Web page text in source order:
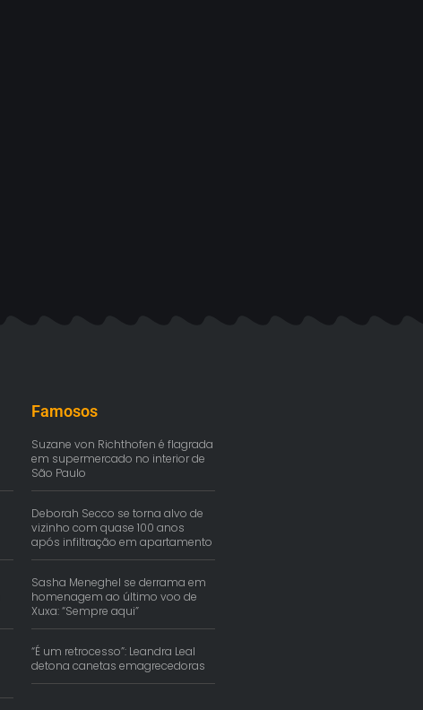
Famosos
Suzane von Richthofen é flagrada
em supermercado no interior de
São Paulo
Deborah Secco se torna alvo de
vizinho com quase 100 anos
após infiltração em apartamento
Sasha Meneghel se derrama em
homenagem ao último voo de
Xuxa: “Sempre aqui”
“É um retrocesso”: Leandra Leal
detona canetas emagrecedoras